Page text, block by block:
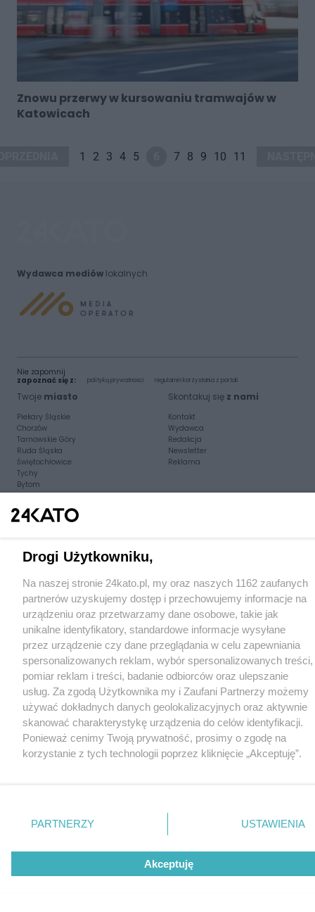
Znowu przerwy w kursowaniu tramwajów w
Katowicach
1 2 3 4 5 7 8 9 10 11
Wydawca mediówlokalnych
Nie zapomnij
zapoznać się z:
polityką prywatności regulamin korzystania z portali
Twoje miasto
Piekary Śląskie
Chorzów
Tarnowskie Góry
Ruda Śląska
Świętochłowice
Tychy
Bytom
Katowice
Gliwice
Zabrze
Skontakuj się z nami
Kontakt
Wydawca
Redakcja
Newsletter
Reklama
Drogi Użytkowniku,
Na naszej stronie 24kato.pl, my oraz naszych 1162 zaufanych
partnerów uzyskujemy dostęp i przechowujemy informacje na
urządzeniu oraz przetwarzamy dane osobowe, takie jak
unikalne identyfikatory, standardowe informacje wysyłane
przez urządzenie czy dane przeglądania w celu zapewniania
spersonalizowanych reklam, wybór spersonalizowanych treści,
pomiar reklam i treści, badanie odbiorców oraz ulepszanie
usług. Za zgodą Użytkownika my i Zaufani Partnerzy możemy
używać dokładnych danych geolokalizacyjnych oraz aktywnie
skanować charakterystykę urządzenia do celów identyfikacji.
Ponieważ cenimy Twoją prywatność, prosimy o zgodę na
korzystanie z tych technologii poprzez kliknięcie „Akceptuję”.
nie wymagają zgody użytkownika, ale masz prawo sprzeciwić
się takiemu przetwarzaniu. Preferencje będą miały
zastosowania tylko na tej witrynie.
Zapoznaj się z poniższymi informacjami, abyś mógł świadomie
PARTNERZY USTAWIENIA
Akceptuję